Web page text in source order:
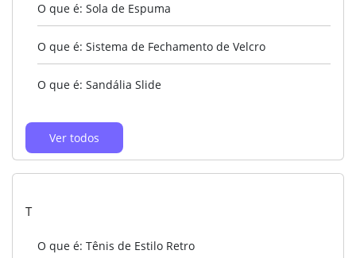
O que é: Sola de Espuma
O que é: Sistema de Fechamento de Velcro
O que é: Sandália Slide
Ver todos
T
O que é: Tênis de Estilo Retro